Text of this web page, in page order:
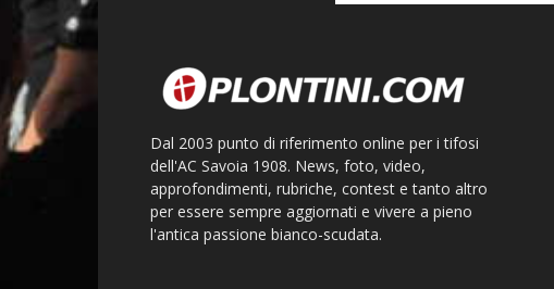
Dal 2003 punto di riferimento online per i tifosi
dell'AC Savoia 1908. News, foto, video,
approfondimenti, rubriche, contest e tanto altro
per essere sempre aggiornati e vivere a pieno
l'antica passione bianco-scudata.